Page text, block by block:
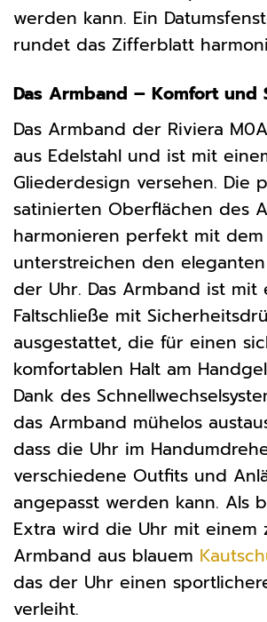
werden kann. Ein
rundet das Zifferblatt
Das Armband – Komfort und
Das Armband der Riviera
aus Edelstahl und ist mit
Gliederdesign versehen. Die
satinierten Oberflächen des
harmonieren perfekt mit
unterstreichen den
der Uhr. Das Armband ist mit
Faltschließe mit
ausgestattet, die für einen
komfortablen Halt am
Dank des
das Armband mühelos
dass die Uhr im
verschiedene Outfits und
angepasst werden kann. Als
Extra wird die Uhr mit einem
Armband aus blauem
das der Uhr einen
verleiht.